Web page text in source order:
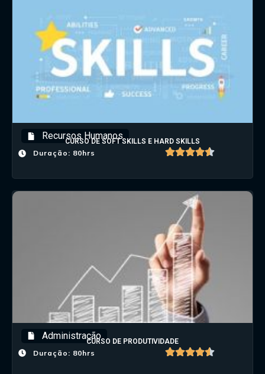
Recursos Humanos
CURSO DE SOFT SKILLS E HARD SKILLS
Duração: 80hrs
AdministraçãoCURSO DE PRODUTIVIDADE
Duração: 80hrs